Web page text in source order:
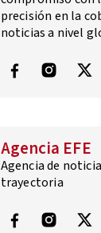
precisión en la
noticias a nivel
Agencia EFE
Agencia de
trayectoria